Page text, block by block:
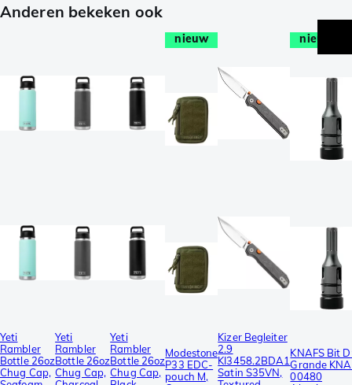
Anderen bekeken ook
Yeti
Rambler
Bottle 26oz
Chug Cap,
Yeti
Rambler
Bottle 26oz
Chug Cap,
Yeti
Rambler
Bottle 26oz
Chug Cap,
nieuw
Modestone
P33 EDC-
pouch M,
Kizer Begleiter
2.9
KI3458.2BDA1
Satin S35VN,
nieuw
KNAFS Bit
Grande
00480